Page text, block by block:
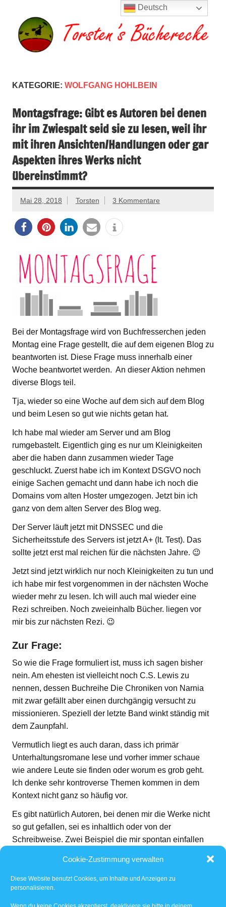
Cookie-Zustimmung verwalten
Diese Website benutzt Cookies, um Inhalte und Anzeigen zu
personalisieren.
springen
Bücherecke
KATEGORIE: WOLFGANG HOHLBEIN
Montagsfrage: Gibt es Autoren bei denen
ihr im Zwiespalt seid sie zu lesen, weil ihr
mit ihren Ansichten/Handlungen oder gar
Aspekten ihres Werks nicht
übereinstimmt?
Mai 28, 2018 Torsten 3 Kommentare
Bei der Montagsfrage wird von Buchfresserchen jeden
Montag eine Frage gestellt, die auf dem eigenen Blog zu
beantworten ist. Diese Frage muss innerhalb einer
Woche beantwortet werden. An dieser Aktion nehmen
diverse Blogs teil.
Tja, wieder so eine Woche auf dem sich auf dem Blog
und beim Lesen so gut wie nichts getan hat.
Ich habe mal wieder am Server und am Blog
rumgebastelt. Eigentlich ging es nur um Kleinigkeiten
aber die haben dann zusammen wieder Tage
geschluckt. Zuerst habe ich im Kontext DSGVO noch
einige Sachen gemacht und dann habe ich noch die
Domains vom alten Hoster umgezogen. Jetzt bin ich
ganz von dem alten Server des Blog weg.
Der Server läuft jetzt mit DNSSEC und die
Sicherheitsstufe des Servers ist jetzt A+ (lt. Test). Das
sollte jetzt erst mal reichen für die nächsten Jahre. 😉
Jetzt sind jetzt wirklich nur noch Kleinigkeiten zu tun und
ich habe mir fest vorgenommen in der nächsten Woche
wieder mehr zu lesen. Ich will auch mal wieder eine
Rezi schreiben. Noch zweieinhalb Bücher. liegen vor
mir bis zur nächsten Rezi. 😉
Zur Frage:
So wie die Frage formuliert ist, muss ich sagen bisher
nein. Am ehesten ist vielleicht noch C.S. Lewis zu
nennen, dessen Buchreihe Die Chroniken von Narnia
mit zwar gefällt aber einen durchgängig versucht zu
missionieren. Speziell der letzte Band winkt ständig mit
dem Zaunpfahl.
Vermutlich liegt es auch daran, dass ich primär
Unterhaltungsromane lese und vorher immer schaue
wie andere Leute sie finden oder worum es grob geht.
Ich denke sehr kontroverse Themen kommen in dem
Kontext nicht ganz so häufig vor.
Es gibt natürlich Autoren, bei denen mir die Werke nicht
so gut gefallen, sei es inhaltlich oder von der
Schreibweise. Zwei Beispiel die mir spontan einfallen
Das Druidentor. Beides übrigens recht erfolgreiche
Autoren.
Deutsch